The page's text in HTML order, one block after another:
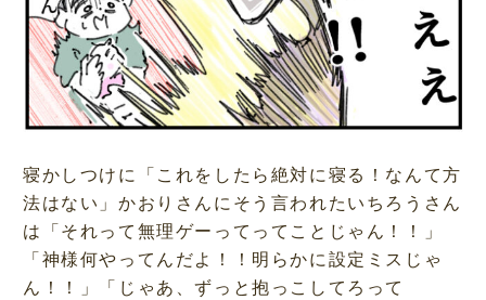
寝かしつけに「これをしたら絶対に寝る！なんて方
法はない」かおりさんにそう言われたいちろうさん
は「それって無理ゲーってってことじゃん！！」
「神様何やってんだよ！！明らかに設定ミスじゃ
ん！！」「じゃあ、ずっと抱っこしてろって